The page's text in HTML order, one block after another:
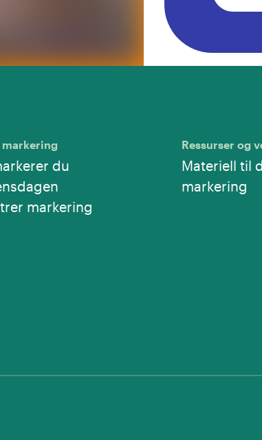
markering
du
markering
Ressurser og
Materiell til
markering